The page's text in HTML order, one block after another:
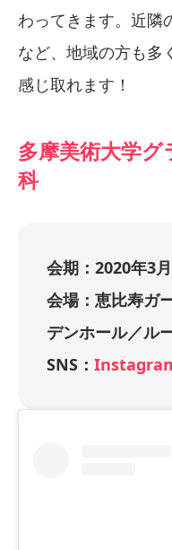
わってきます。近隣
など、地域の方も多
感じ取れます！
多摩美術大学
科
会期：2020年3
会場：恵比寿ガ
デンホール／ル
SNS：